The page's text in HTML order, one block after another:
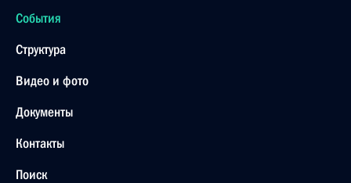
События
Структура
Видео и фото
Документы
Контакты
Поиск